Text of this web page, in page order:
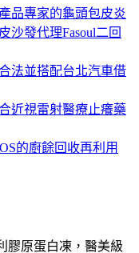
品專家的龜頭包皮炎
沙發代理Fasoul二回
法並搭配台北汽車借
近視雷射醫療止癢藥
的廚餘回收再利用
膠原蛋白凍，醫美級